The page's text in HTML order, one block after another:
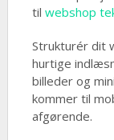
til webshop
Strukturér dit
hurtige
billeder og
kommer til
afgørende.